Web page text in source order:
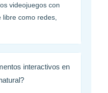
videojuegos con
como redes,
interactivos en